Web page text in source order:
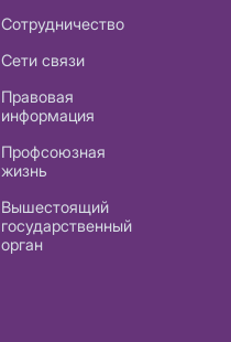
Сотрудничество
Сети связи
Правовая
информация
Профсоюзная
жизнь
Вышестоящий
государственный
орган